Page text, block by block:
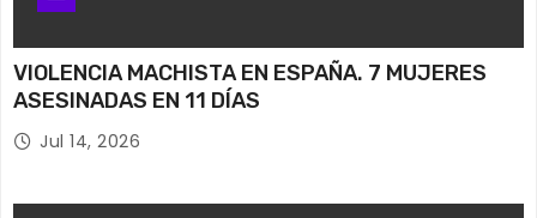
VIOLENCIA MACHISTA EN ESPAÑA. 7 MUJERES
ASESINADAS EN 11 DÍAS
Jul 14, 2026